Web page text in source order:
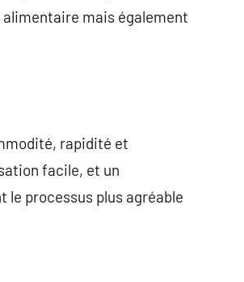
mais également
rapidité et
facile, et un
le processus plus agréable